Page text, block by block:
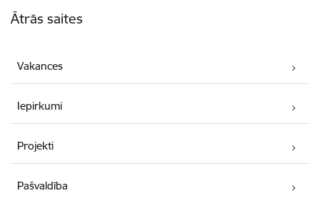
Ātrās saites
Vakances
Iepirkumi
Projekti
Pašvaldība